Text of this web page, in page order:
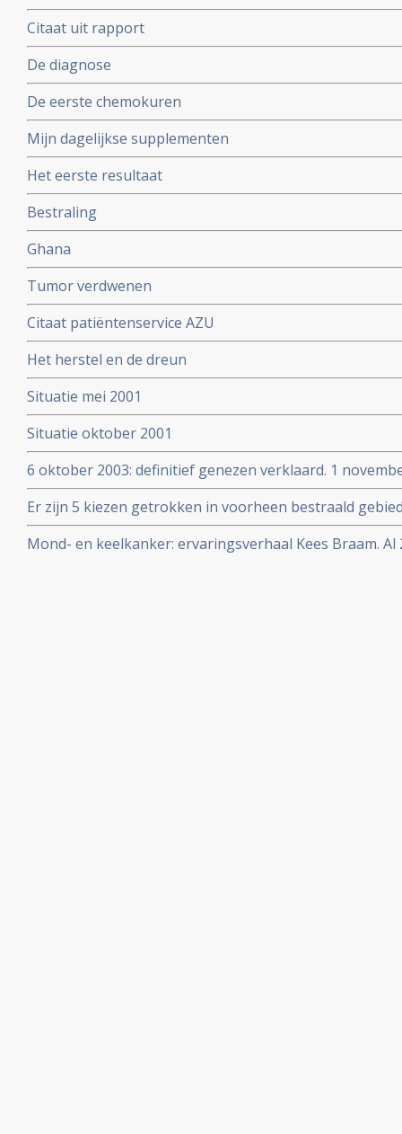
2017 ook opa. Liza is moeder geworden van Ruben
Citaat uit rapport
De diagnose
De eerste chemokuren
Mijn dagelijkse supplementen
Het eerste resultaat
Bestraling
Ghana
Tumor verdwenen
Citaat patiëntenservice AZU
Het herstel en de dreun
Situatie mei 2001
Situatie oktober 2001
6 oktober 2003: definitief genezen verklaard. 1
bevestiging.
Er zijn 5 kiezen getrokken in voorheen bestraald
zuurstof therapie.
Mond- en keelkanker: ervaringsverhaal Kees Braam.